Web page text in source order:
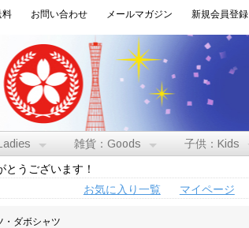
料 お問い合わせ メールマガジン 新規会員登録
雑貨：Goods 子供：Kids
うございます！
お気に入り一覧
マイページ
・ダボシャツ